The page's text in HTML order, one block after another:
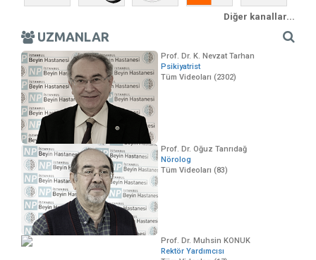
Diğer kanallar...
UZMANLAR
Prof. Dr. K. Nevzat Tarhan
Psikiyatrist
Tüm Videoları (2302)
Prof. Dr. Oğuz Tanrıdağ
Nörolog
Tüm Videoları (83)
Prof. Dr. Muhsin KONUK
Rektör Yardımcısı